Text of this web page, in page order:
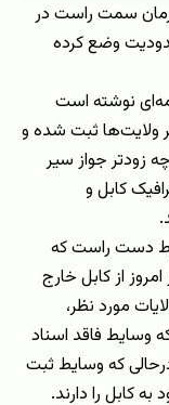
فرمان سمت راست در
وضع کرده
نشر خبرنامه‌ای نوشته است
ولایت‌ها ثبت شده و
زودتر جواز سیر
کابل و
دست راست که
از کابل خارج
مورد نظر،
وسایط فاقد اسناد
که وسایط ثبت
کابل را دارند.